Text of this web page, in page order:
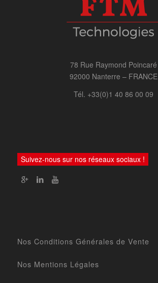
78 Rue Raymond Poincaré
92000 Nanterre – FRANCE
Tél. +33(0)1 40 86 00 09
Suivez-nous sur nos réseaux sociaux !
Nos Conditions Générales de Vente
Nos Mentions Légales